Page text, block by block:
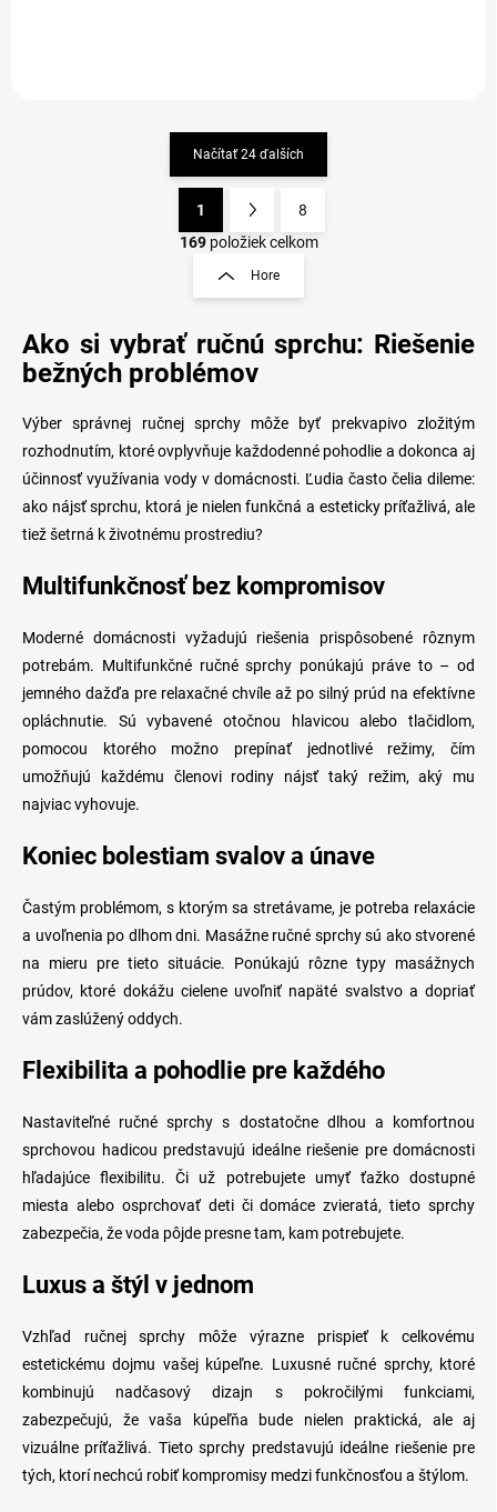
O
v
á
d
c
i
e
r
v
k
v
ý
i
s
Načítať 24 ďalších
S
t
r
á
k
o
a
n
i
e
1
8
169položiek celkom
Hore
Ako si vybrať ručnú sprchu: Riešenie
bežných problémov
Výber správnej ručnej sprchy môže byť prekvapivo zložitým
rozhodnutím, ktoré ovplyvňuje každodenné pohodlie a dokonca aj
účinnosť využívania vody v domácnosti. Ľudia často čelia dileme:
ako nájsť sprchu, ktorá je nielen funkčná a esteticky príťažlivá, ale
tiež šetrná k životnému prostrediu?
Multifunkčnosť bez kompromisov
Moderné domácnosti vyžadujú riešenia prispôsobené rôznym
potrebám. Multifunkčné ručné sprchy ponúkajú práve to – od
jemného dažďa pre relaxačné chvíle až po silný prúd na efektívne
opláchnutie. Sú vybavené otočnou hlavicou alebo tlačidlom,
pomocou ktorého možno prepínať jednotlivé režimy, čím
umožňujú každému členovi rodiny nájsť taký režim, aký mu
najviac vyhovuje.
Koniec bolestiam svalov a únave
Častým problémom, s ktorým sa stretávame, je potreba relaxácie
a uvoľnenia po dlhom dni. Masážne ručné sprchy sú ako stvorené
na mieru pre tieto situácie. Ponúkajú rôzne typy masážnych
prúdov, ktoré dokážu cielene uvoľniť napäté svalstvo a dopriať
vám zaslúžený oddych.
Flexibilita a pohodlie pre každého
Nastaviteľné ručné sprchy s dostatočne dlhou a komfortnou
sprchovou hadicou predstavujú ideálne riešenie pre domácnosti
hľadajúce flexibilitu. Či už potrebujete umyť ťažko dostupné
miesta alebo osprchovať deti či domáce zvieratá, tieto sprchy
zabezpečia, že voda pôjde presne tam, kam potrebujete.
Luxus a štýl v jednom
Vzhľad ručnej sprchy môže výrazne prispieť k celkovému
estetickému dojmu vašej kúpeľne. Luxusné ručné sprchy, ktoré
kombinujú nadčasový dizajn s pokročilými funkciami,
zabezpečujú, že vaša kúpeľňa bude nielen praktická, ale aj
vizuálne príťažlivá. Tieto sprchy predstavujú ideálne riešenie pre
tých, ktorí nechcú robiť kompromisy medzi funkčnosťou a štýlom.